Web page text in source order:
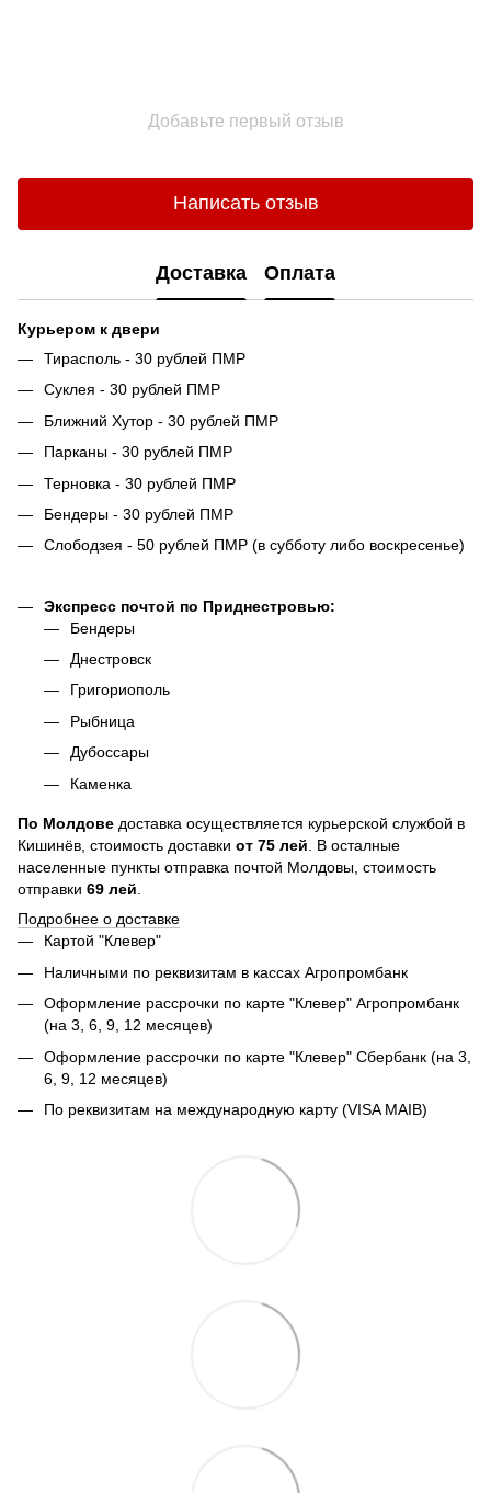
Добавьте первый отзыв
Написать отзыв
Доставка Оплата
Курьером к двери
Тирасполь - 30 рублей ПМР
Суклея - 30 рублей ПМР
Ближний Хутор - 30 рублей ПМР
Парканы - 30 рублей ПМР
Терновка - 30 рублей ПМР
Бендеры - 30 рублей ПМР
Слободзея - 50 рублей ПМР (в субботу либо воскресенье)
Экспресс почтой по Приднестровью:
Бендеры
Днестровск
Григориополь
Рыбница
Дубоссары
Каменка
По Молдове доставка осуществляется курьерской службой в
Кишинёв, стоимость доставки от 75 лей. В осталные
населенные пункты отправка почтой Молдовы, стоимость
отправки 69 лей.
Подробнее о доставке
Картой "Клевер"
Наличными по реквизитам в кассах Агропромбанк
Оформление рассрочки по карте "Клевер" Агропромбанк
(на 3, 6, 9, 12 месяцев)
Оформление рассрочки по карте "Клевер" Сбербанк (на 3,
6, 9, 12 месяцев)
По реквизитам на международную карту (VISA MAIB)